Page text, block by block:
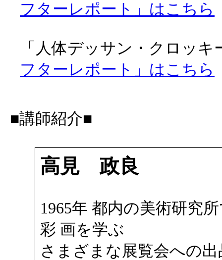
フターレポート」はこちら
「人体デッサン・クロッキ
フターレポート」はこちら
■講師紹介■
高見 政良
1965年 都内の美術研究
彩 画を学ぶ
さまざまな展覧会への